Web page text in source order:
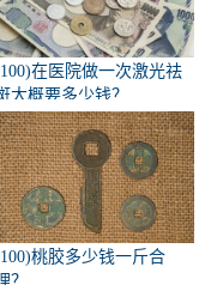
在医院做一次激光祛
大概要多少钱？
桃胶多少钱一斤合
？